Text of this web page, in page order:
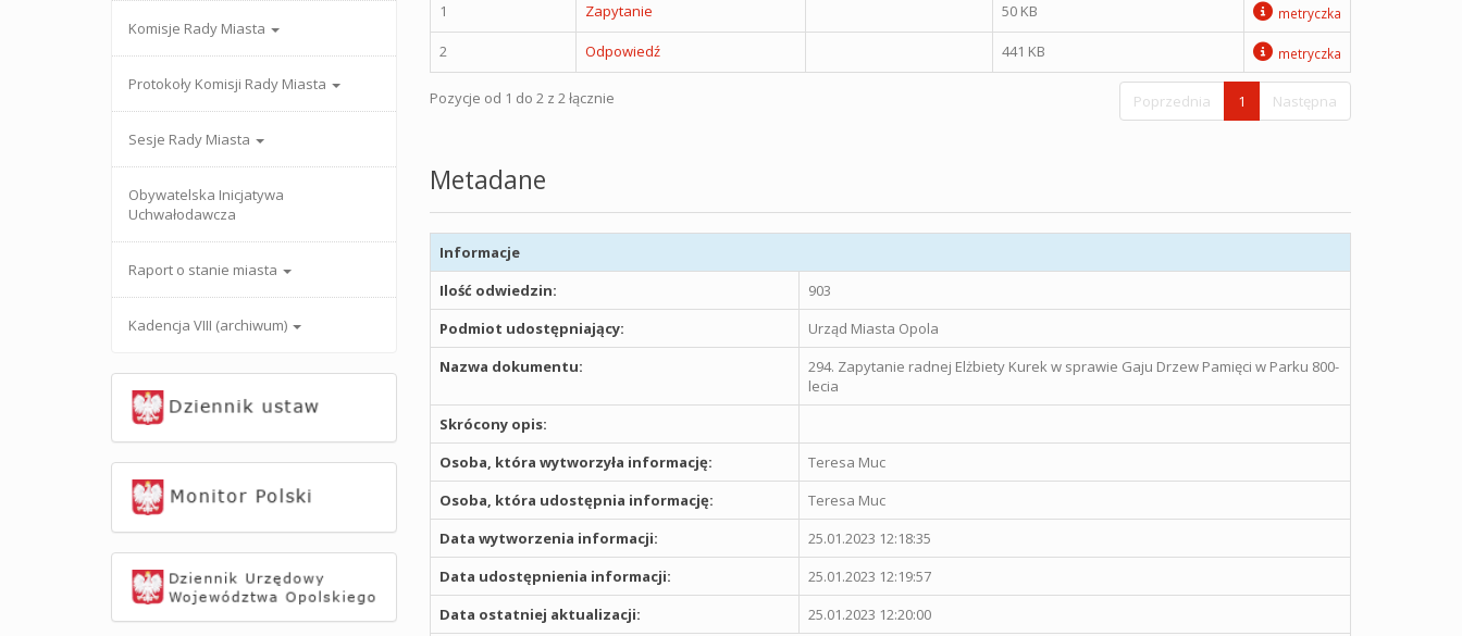
Komisje Rady Miasta
Protokoły Komisji Rady Miasta
Sesje Rady Miasta
Obywatelska Inicjatywa
Uchwałodawcza
Raport o stanie miasta
Kadencja VIII (archiwum)
1 Zapytanie 50 KB metryczka
2 Odpowiedź 441 KB metryczka
Pozycje od 1 do 2 z 2 łącznie Poprzednia 1 Następna
Metadane
Informacje
Ilość odwiedzin:
903
Podmiot udostępniający:
Urząd Miasta Opola
Nazwa dokumentu:
294. Zapytanie radnej Elżbiety Kurek w sprawie Gaju Drzew Pamięci w Parku 800-
lecia
Skrócony opis:
Osoba, która wytworzyła informację:
Teresa Muc
Osoba, która udostępnia informację:
Teresa Muc
Data wytworzenia informacji:
25.01.2023 12:18:35
Data udostępnienia informacji:
25.01.2023 12:19:57
Data ostatniej aktualizacji:
25.01.2023 12:20:00